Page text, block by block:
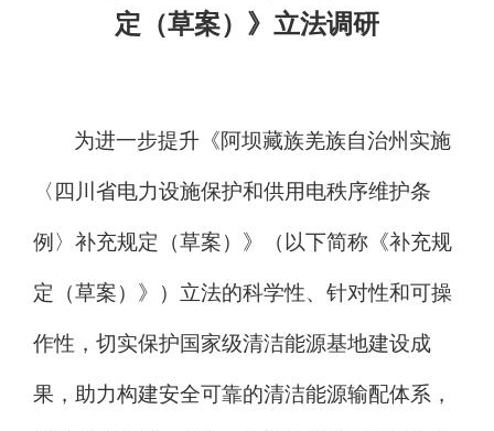
定 （草案）》立法调研
为进一步提升《阿坝藏族羌族自治州实施
〈四川省电力设施保护和供用电秩序维护条
例〉补充规定（草案）》 （以下简称《补充规
定（草案）》） 立法的科学性、针对性和可操
作性， 切实保护国家级清洁能源基地建设成
果 ， 助力构建安全可靠的清洁能源输配体系 ，